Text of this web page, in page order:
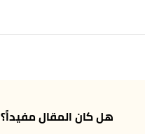
هل كان المقال مفيداً؟